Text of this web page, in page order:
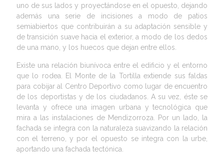
uno de sus lados y proyectándose en el opuesto, dejando
además una serie de incisiones a modo de patios
semiabiertos que contribuirán a su adaptación sensible y
de transición suave hacia el exterior, a modo de los dedos
de una mano, y los huecos que dejan entre ellos.
Existe una relación biunívoca entre el edificio y el entorno
que lo rodea. El Monte de la Tortilla extiende sus faldas
para cobijar al Centro Deportivo como lugar de encuentro
de los deportistas y de los ciudadanos. A su vez, éste se
levanta y ofrece una imagen urbana y tecnológica que
mira a las instalaciones de Mendizorroza. Por un lado, la
fachada se integra con la naturaleza suavizando la relación
con el terreno, y por el opuesto se integra con la urbe,
aportando una fachada tectónica.